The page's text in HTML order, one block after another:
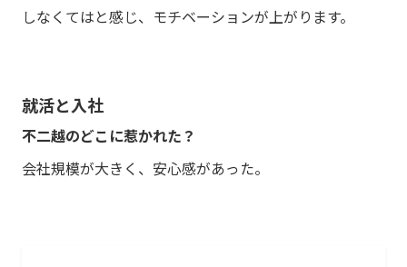
しなくてはと感じ、モチベーションが上がります。
就活と入社
不二越のどこに惹かれた？
会社規模が大きく、安心感があった。